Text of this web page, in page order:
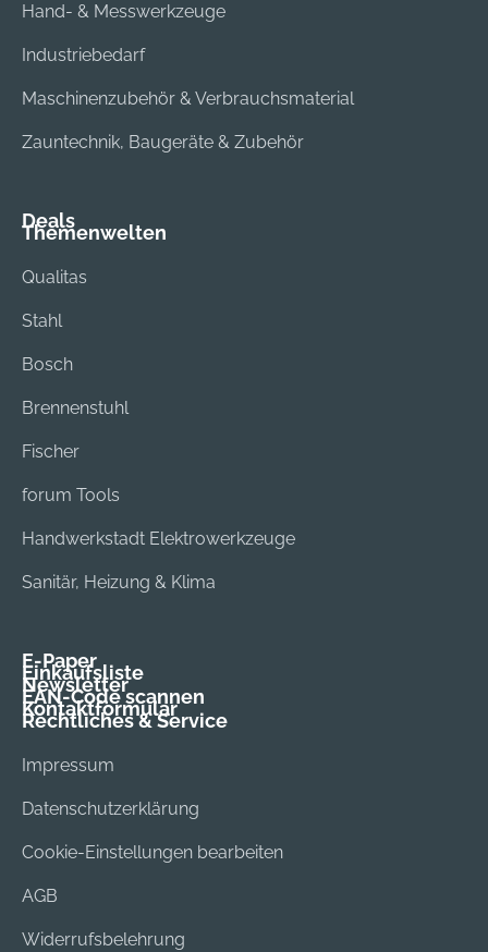
Hand- & Messwerkzeuge
Industriebedarf
Maschinenzubehör & Verbrauchsmaterial
Zauntechnik, Baugeräte & Zubehör
Deals
Themenwelten
Qualitas
Stahl
Bosch
Brennenstuhl
Fischer
forum Tools
Handwerkstadt Elektrowerkzeuge
Sanitär, Heizung & Klima
E-Paper
Einkaufsliste
Newsletter
EAN-Code scannen
Kontaktformular
Rechtliches & Service
Impressum
Datenschutzerklärung
Cookie-Einstellungen bearbeiten
AGB
Widerrufsbelehrung